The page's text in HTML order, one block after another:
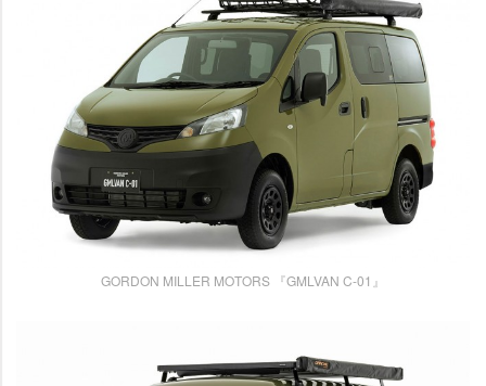
GORDON MILLER MOTORS 『GMLVAN C-01』